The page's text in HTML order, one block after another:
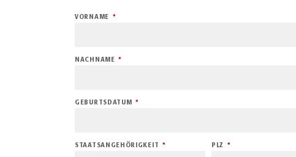
VORNAME
NACHNAME
GEBURTSDATUM
STAATSANGEHÖRIGKEIT PLZ